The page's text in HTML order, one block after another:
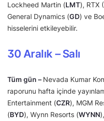
Lockheed Martin (LMT), RTX (
General Dynamics (GD) ve
hisselerini etkileyebilir.
30 Aralık – Salı
Tüm gün – Nevada Kumar
raporunu hafta içinde
Entertainment (CZR), MGM
(BYD), Wynn Resorts (WYNN